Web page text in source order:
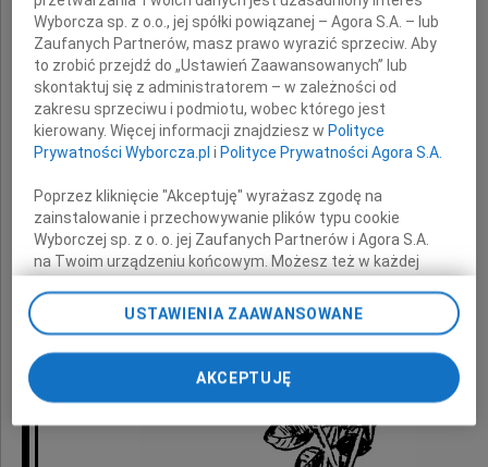
Tulę Cię do serca,
Jola
Wyborcza sp. z o.o., jej spółki powiązanej – Agora S.A. – lub
Zaufanych Partnerów, masz prawo wyrazić sprzeciw. Aby
to zrobić przejdź do „Ustawień Zaawansowanych” lub
skontaktuj się z administratorem – w zależności od
zakresu sprzeciwu i podmiotu, wobec którego jest
kierowany. Więcej informacji znajdziesz w Polityce
Prywatności Wyborcza.pl i Polityce Prywatności Agora S.A.
Poprzez kliknięcie "Akceptuję" wyrażasz zgodę na
zainstalowanie i przechowywanie plików typu cookie
Wyborczej sp. z o. o. jej Zaufanych Partnerów i Agora S.A.
na Twoim urządzeniu końcowym. Możesz też w każdej
ponownie wywołując narzędzie do zarządzania Twoimi
preferencjami dot. przetwarzania danych poprzez
odnośnik „Ustawienia prywatności” w stopce serwisu i
przechodząc do sekcji „Ustawienia zaawansowane”.
Zmiana ustawień plików cookie możliwa jest także za
My, nasi Zaufani Partnerzy i Agora S.A. możemy
USTAWIENIA ZAAWANSOWANE
AKCEPTUJĘ